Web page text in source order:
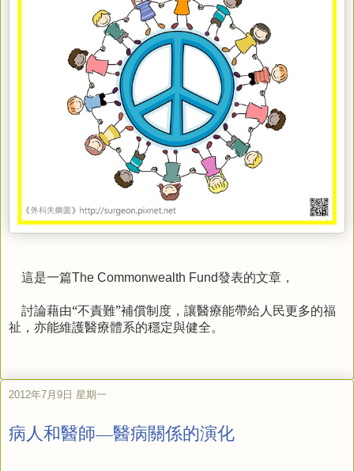
這是一篇The Commonwealth Fund發表的文章，
討論藉由“不責難”補償制度，讓醫療能帶給人民更多的福
祉，亦能維護醫療體系的穩定與健全。
2012年7月9日 星期一
病人和醫師—醫病關係的演化